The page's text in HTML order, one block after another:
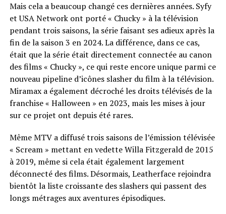
Mais cela a beaucoup changé ces dernières années. Syfy
et USA Network ont ​​porté « Chucky » à la télévision
pendant trois saisons, la série faisant ses adieux après la
fin de la saison 3 en 2024. La différence, dans ce cas,
était que la série était directement connectée au canon
des films « Chucky », ce qui reste encore unique parmi ce
nouveau pipeline d’icônes slasher du film à la télévision.
Miramax a également décroché les droits télévisés de la
franchise « Halloween » en 2023, mais les mises à jour
sur ce projet ont depuis été rares.
Même MTV a diffusé trois saisons de l’émission télévisée
« Scream » mettant en vedette Willa Fitzgerald de 2015
à 2019, même si cela était également largement
déconnecté des films. Désormais, Leatherface rejoindra
bientôt la liste croissante des slashers qui passent des
longs métrages aux aventures épisodiques.